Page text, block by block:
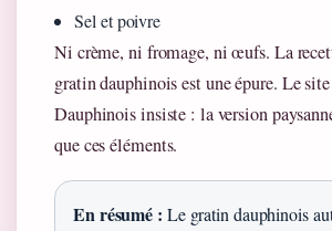
Sel et poivre
Ni crème, ni fromage, ni œufs. La
gratin dauphinois est une épure. Le
Dauphinois insiste : la version
que ces éléments.
En résumé : Le gratin dauphinois